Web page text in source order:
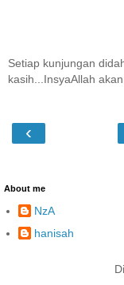
Setiap kunjungan
kasih...InsyaAllah
‹
About me
NzA
hanisah